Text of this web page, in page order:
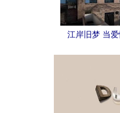
江岸旧梦 当